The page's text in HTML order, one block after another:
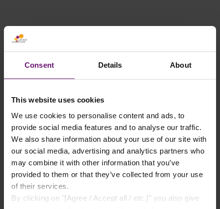
Consent Details About
This website uses cookies
We use cookies to personalise content and ads, to
provide social media features and to analyse our traffic.
We also share information about your use of our site with
our social media, advertising and analytics partners who
may combine it with other information that you’ve
provided to them or that they’ve collected from your use
of their services.
By clicking on "[Agree / Accept all / etc.]" you also give
Abholung
Kostenlose Abholung, in der Regel wenige
Tage*nach Auftragsbestätigung in 57610
Der genaue Abholtermin wird telefonisch bzw.
per Email mitgeteilt.
*Bitte beachten Sie, dass wir nicht alle
Produkte in unserem Abhollager in
Altenkirchen vorrätig haben. Diese
müssen dann aus einem unserer
Auslieferungslager umgelagert werden.